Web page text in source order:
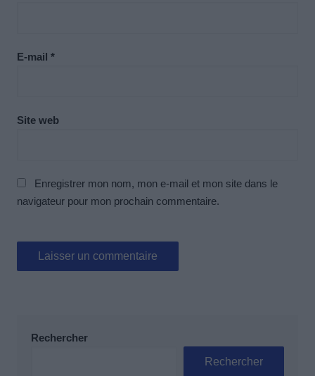
E-mail *
Site web
Enregistrer mon nom, mon e-mail et mon site dans le
navigateur pour mon prochain commentaire.
Rechercher
Rechercher